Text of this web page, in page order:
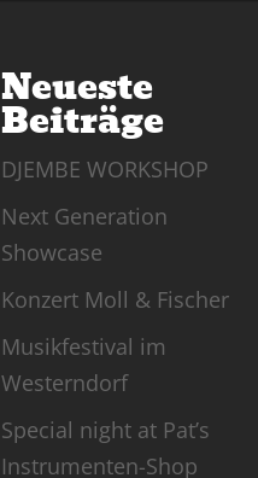
Neueste
Beiträge
DJEMBE WORKSHOP
Next Generation
Showcase
Konzert Moll & Fischer
Musikfestival im
Westerndorf
Special night at Pat’s
Instrumenten-Shop